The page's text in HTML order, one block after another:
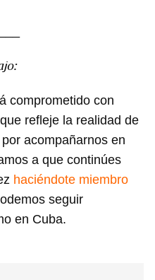
comprometido con
refleje la realidad de
acompañarnos en
a que continúes
haciéndote miembro
seguir
en Cuba.